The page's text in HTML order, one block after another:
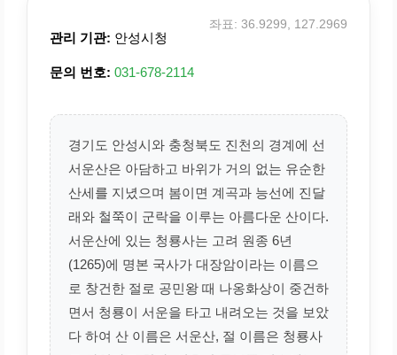
관리 기관: 안성시청
문의 번호: 031-678-2114
좌표: 36.9299, 127.2969
경기도 안성시와 충청북도 진천의 경계에 선
서운산은 아담하고 바위가 거의 없는 유순한
산세를 지녔으며 봄이면 계곡과 능선에 진달
래와 철쭉이 군락을 이루는 아름다운 산이다.
서운산에 있는 청룡사는 고려 원종 6년
(1265)에 명본 국사가 대장암이라는 이름으
로 창건한 절로 공민왕 때 나옹화상이 중건하
면서 청룡이 서운을 타고 내려오는 것을 보았
다 하여 산 이름은 서운산, 절 이름은 청룡사